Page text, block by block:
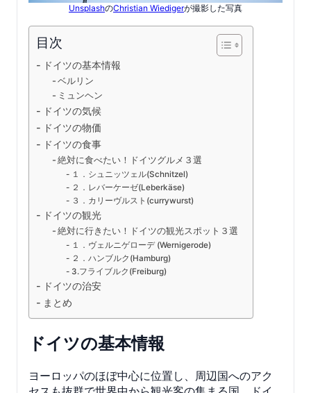
UnsplashのChristian Wiedigerが撮影した写真
目次
ドイツの基本情報
ベルリン
ミュンヘン
ドイツの気候
ドイツの物価
ドイツの食事
絶対に食べたい！ドイツグルメ３選
１．シュニッツェル(Schnitzel)
２．レバーケーゼ(Leberkäse)
３．カリーヴルスト(currywurst)
ドイツの観光
絶対に行きたい！ドイツの観光スポット３選
１．ヴェルニゲローデ (Wernigerode)
２．ハンブルク(Hamburg)
3.フライブルク(Freiburg)
ドイツの治安
まとめ
ドイツの基本情報
ヨーロッパのほぼ中心に位置し、周辺国へのアク